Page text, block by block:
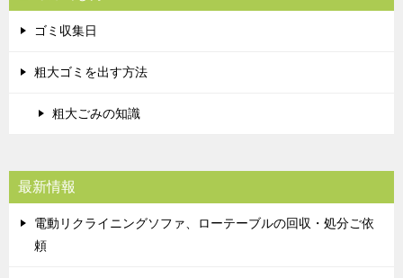
ゴミ収集日
粗大ゴミを出す方法
粗大ごみの知識
最新情報
電動リクライニングソファ、ローテーブルの回収・処分ご依
頼